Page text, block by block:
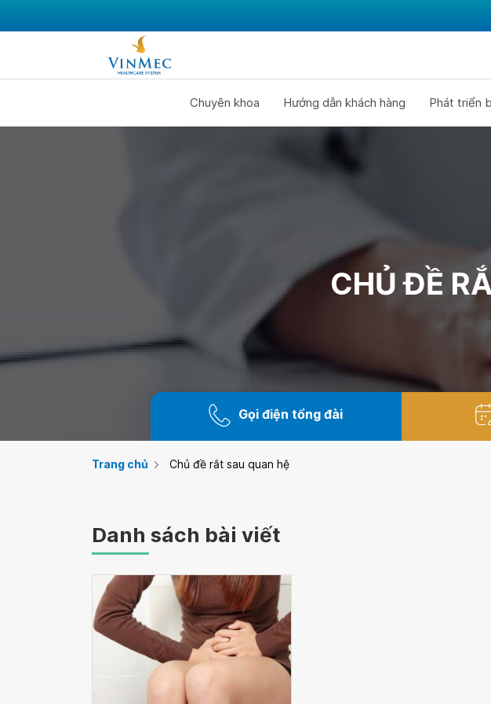
Chuyên khoa Hướng dẫn khách hàng Phát triển
CHỦ ĐỀ
Gọi điện tổng đài
Trang chủ Chủ đề rắt sau quan hệ
Danh sách bài viết